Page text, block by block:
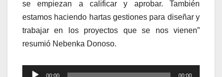
se empiezan a calificar y aprobar. También
estamos haciendo hartas gestiones para diseñar y
trabajar en los proyectos que se nos vienen”
resumió Nebenka Donoso.
Reproductor
00:00 00:00